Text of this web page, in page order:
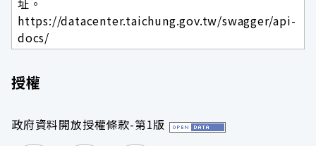
https://datacenter.taichung.gov.tw/swagger/api-
docs/
授權
政府資料開放授權條款-第1版